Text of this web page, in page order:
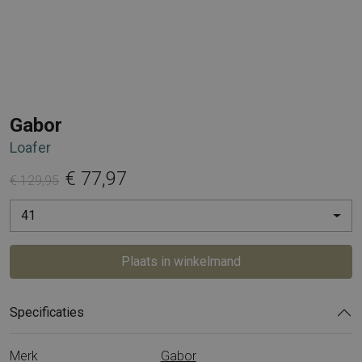
Gabor
Loafer
€ 129,95 € 77,97
41
Plaats in winkelmand
Specificaties
Merk
Gabor